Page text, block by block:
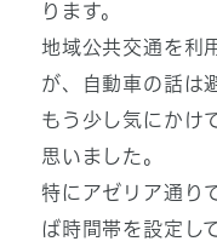
ります。
地域公共交通を利
が、自動車の話は
もう少し気にかけ
思いました。
特にアゼリア通り
ば時間帯を設定し